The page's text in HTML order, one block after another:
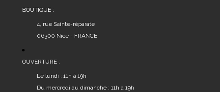
BOUTIQUE :
4, rue Sainte-réparate
06300 Nice - FRANCE
OUVERTURE :
Le lundi : 11h à 19h
Du mercredi au dimanche : 11h à 19h